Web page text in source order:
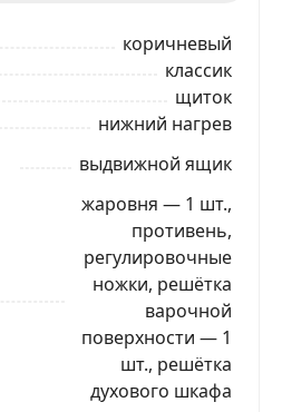
коричневый
классик
щиток
нижний нагрев
выдвижной ящик
жаровня — 1 шт.,
противень,
регулировочные
ножки, решётка
варочной
поверхности — 1
шт., решётка
духового шкафа